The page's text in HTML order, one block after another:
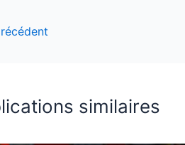
similaires